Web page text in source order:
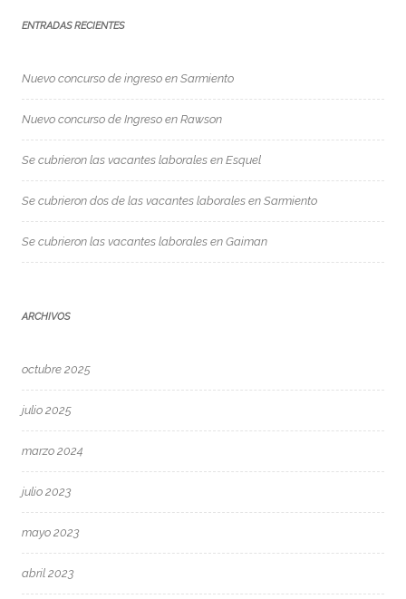
ENTRADAS RECIENTES
Nuevo concurso de ingreso en Sarmiento
Nuevo concurso de Ingreso en Rawson
Se cubrieron las vacantes laborales en Esquel
Se cubrieron dos de las vacantes laborales en Sarmiento
Se cubrieron las vacantes laborales en Gaiman
ARCHIVOS
octubre 2025
julio 2025
marzo 2024
julio 2023
mayo 2023
abril 2023